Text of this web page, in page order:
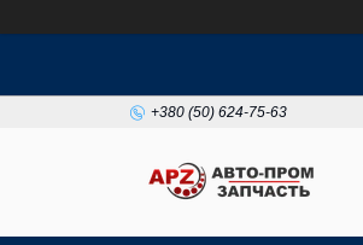
+380 (50) 624-75-63